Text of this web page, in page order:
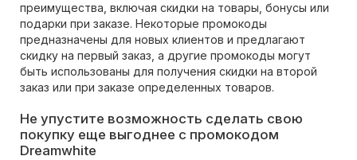
преимущества, включая скидки на товары, бонусы или
подарки при заказе. Некоторые промокоды
предназначены для новых клиентов и предлагают
скидку на первый заказ, а другие промокоды могут
быть использованы для получения скидки на второй
заказ или при заказе определенных товаров.
Не упустите возможность сделать свою
покупку еще выгоднее с промокодом
Dreamwhite